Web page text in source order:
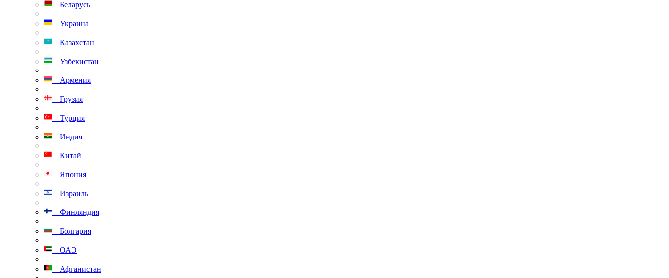
Беларусь
Украина
Казахстан
Узбекистан
Армения
Грузия
Турция
Индия
Китай
Япония
Израиль
Финляндия
Болгария
ОАЭ
Афганистан